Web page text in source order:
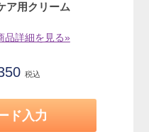
ア用クリーム
品詳細を見る»
税込
ド入力